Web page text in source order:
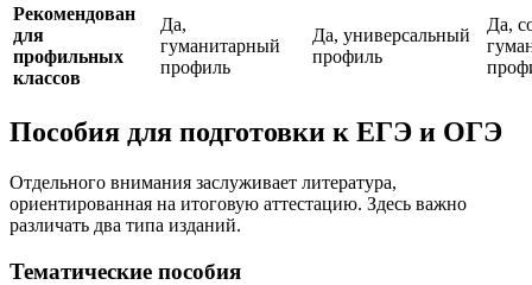
Рекомендован
для
профильных
классов
Да,
гуманитарный
профиль
Да, универсальный
профиль
Да,
Пособия для подготовки к ЕГЭ и ОГЭ
Отдельного внимания заслуживает литература,
ориентированная на итоговую аттестацию. Здесь важно
различать два типа изданий.
Тематические пособия